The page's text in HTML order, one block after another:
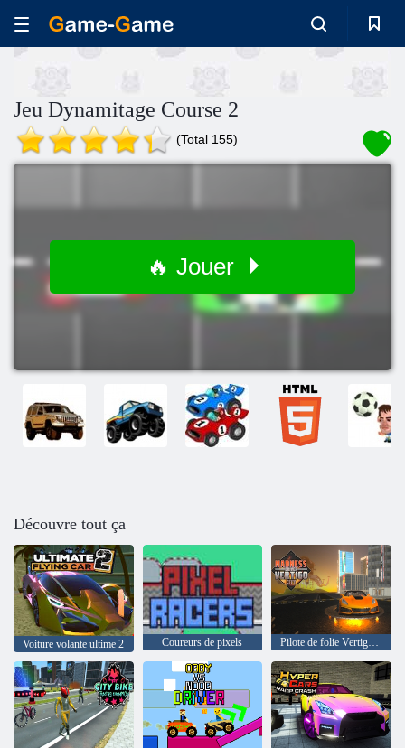
Jeu Dynamitage Course 2
(Total 155)
🔥 Jouer
Découvre tout ça
Voiture volante ultime 2 Coureurs de pixels Pilote de folie Vertigo City